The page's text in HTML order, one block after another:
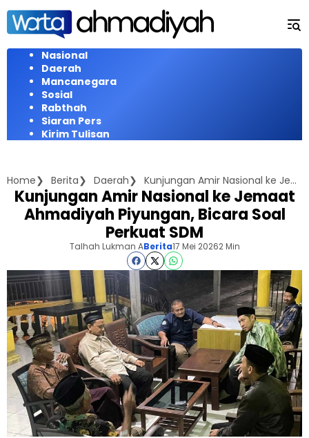
Langsung
konten
Nasional
Daerah
Mancanegara
Sosial
Rabthah
Siaran Pers
Kirim Tulisan
Home Berita Daerah Kunjungan Amir Nasional ke Jemaat Ahmadiyah Piyungan, Bicara Soal Perkuat SDM
Kunjungan Amir Nasional ke Jemaat
Ahmadiyah Piyungan, Bicara Soal
Perkuat SDM
Talhah Lukman ABerita17 Mei 20262 Min